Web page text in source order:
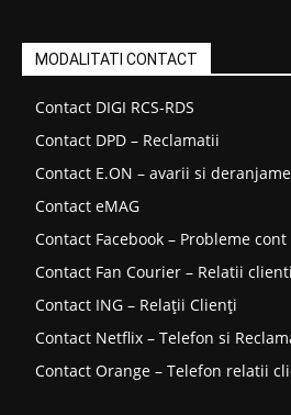
MODALITATI CONTACT
Contact DIGI RCS-RDS
Contact DPD – Reclamatii
Contact E.ON – avarii si
Contact eMAG
Contact Facebook – Probleme cont
Contact Fan Courier – Relatii clienti
Contact ING – Relații Clienți
Contact Netflix – Telefon si
Contact Orange – Telefon relatii